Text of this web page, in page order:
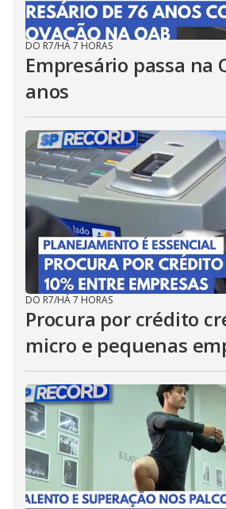
DO R7/HÁ 7 HORAS
Empresário passa na
anos
DO R7/HÁ 7 HORAS
Procura por crédito
micro e pequenas